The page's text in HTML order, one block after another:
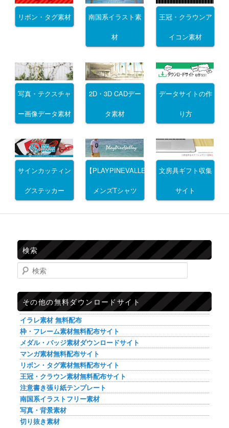
リボン・タグ素材 南国系イラスト素
材
王冠・クラウンア
イコン素材
写真・テクスチャ
ー画像データ素材
2D・3D CADデー
タ素材
データサイトの作
り方
サインカッティン
グステッカー
【PLAYPINEVALLEY】
メンズTシャツ
文房具ギフト収集
サイト
検索
検索
その他の無料ダウンロードサイト
イラレ素材 無料配布
枠・フレーム素材無料配布サイト
メダル・バッジ素材ダウンロードサイト
マンガ素材無料配布サイト
リボン・タグ素材無料配布サイト
王冠・クラウン素材無料配布サイト
注意書き張り紙テンプレート
南国系イラストフリー素材
写真・背景素材
切り抜き素材